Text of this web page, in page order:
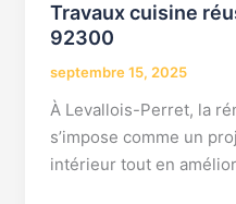
Travaux cuisine
92300
septembre 15, 2025
À Levallois-Perret, la
s’impose comme un
intérieur tout en